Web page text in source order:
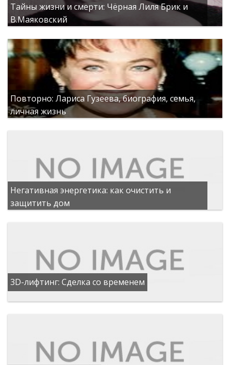
Тайны жизни и смерти: Чёрная Лиля Брик и
В.Маяковский
Повторно: Лариса Гузеева, биография, семья,
личная жизнь
Негативная энергетика: как очистить и
защитить дом
3D-лифтинг: Сделка со временем